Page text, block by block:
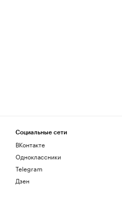
Социальные сети
ВКонтакте
Одноклассники
Telegram
Дзен